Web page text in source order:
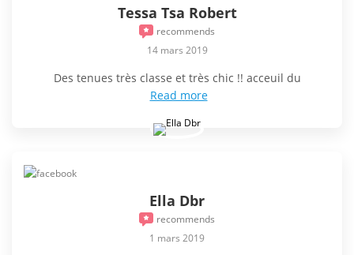
Tessa Tsa Robert
recommends
14 mars 2019
Des tenues très classe et très chic !! acceuil du
Read more
Ella Dbr
recommends
1 mars 2019